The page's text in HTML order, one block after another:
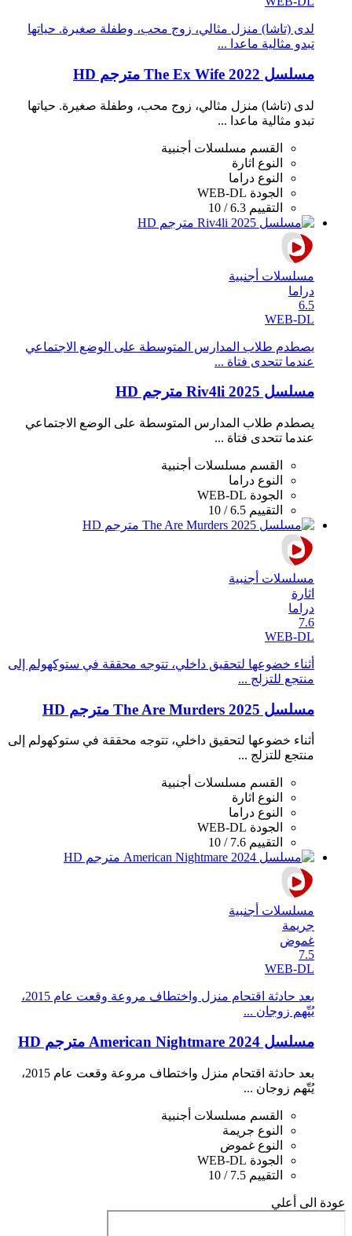
لدى (تاشا) منزل مثالي، زوج محب، وطفلة صغيرة. حياتها
تبدو مثالية ماعدا ...
مسلسل The Ex Wife 2022 مترجم HD
لدى (تاشا) منزل مثالي، زوج محب، وطفلة صغيرة. حياتها
تبدو مثالية ماعدا ...
القسم مسلسلات أجنبية
النوع اثارة
النوع دراما
الجودة WEB-DL
التقييم 6.3 / 10
مسلسلات أجنبية
دراما
6.5
WEB-DL
يصطدم طلاب المدارس المتوسطة على الوضع الاجتماعي
عندما تتحدى فتاة ...
مسلسل Riv4li 2025 مترجم HD
يصطدم طلاب المدارس المتوسطة على الوضع الاجتماعي
عندما تتحدى فتاة ...
القسم مسلسلات أجنبية
النوع دراما
الجودة WEB-DL
التقييم 6.5 / 10
مسلسلات أجنبية
اثارة
دراما
7.6
WEB-DL
أثناء خضوعها لتحقيق داخلي، تتوجه محققة في ستوكهولم إلى
منتجع للتزلج ...
مسلسل The Are Murders 2025 مترجم HD
أثناء خضوعها لتحقيق داخلي، تتوجه محققة في ستوكهولم إلى
منتجع للتزلج ...
القسم مسلسلات أجنبية
النوع اثارة
النوع دراما
الجودة WEB-DL
التقييم 7.6 / 10
مسلسلات أجنبية
جريمة
غموض
7.5
WEB-DL
بعد حادثة اقتحام منزل واختطاف مروعة وقعت عام 2015،
يُتّهم زوجان ...
مسلسل American Nightmare 2024 مترجم HD
بعد حادثة اقتحام منزل واختطاف مروعة وقعت عام 2015،
يُتّهم زوجان ...
القسم مسلسلات أجنبية
النوع جريمة
النوع غموض
الجودة WEB-DL
التقييم 7.5 / 10
عودة الى أعلي